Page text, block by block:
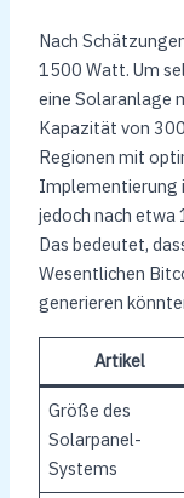
Nach
1500 Watt. Um
eine Solaranlage
Kapazität von
Regionen mit
Implementierung
jedoch nach etwa
Das bedeutet,
Wesentlichen
generieren
Artikel
Größe des
Solarpanel-
Systems